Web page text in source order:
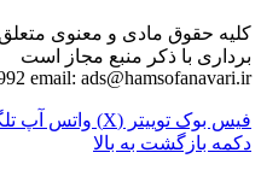
کلیه حقوق مادی و معنوی
برداری با ذکر منبع مجاز است
email: ads@hamsofanavari.ir
فیس بوک توییتر (X) واتس آپ
دکمه بازگشت به بالا